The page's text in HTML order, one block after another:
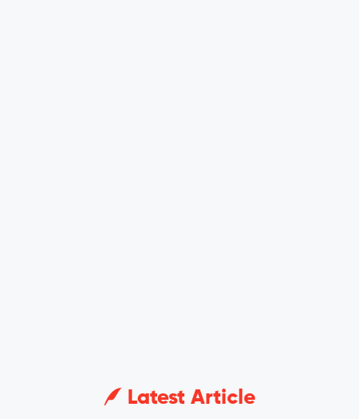
Latest Article